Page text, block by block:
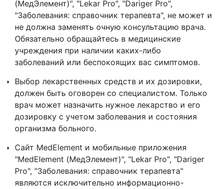
(МедЭлемент)", "Lekar Pro", "Dariger Pro",
"Заболевания: справочник терапевта", не может и
не должна заменять очную консультацию врача.
Обязательно обращайтесь в медицинские
учреждения при наличии каких-либо
заболеваний или беспокоящих вас симптомов.
Выбор лекарственных средств и их дозировки,
должен быть оговорен со специалистом. Только
врач может назначить нужное лекарство и его
дозировку с учетом заболевания и состояния
организма больного.
Сайт MedElement и мобильные приложения
"MedElement (МедЭлемент)", "Lekar Pro", "Dariger
Pro", "Заболевания: справочник терапевта"
являются исключительно информационно-